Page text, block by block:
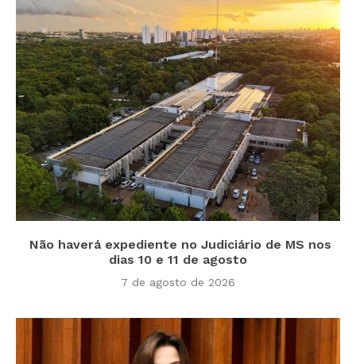
Não haverá expediente no Judiciário de MS nos
dias 10 e 11 de agosto
7 de agosto de 2026